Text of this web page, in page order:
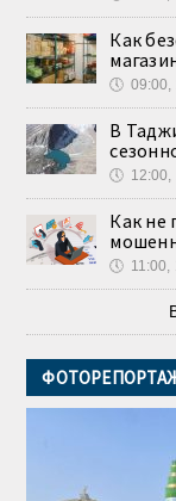
Как
🕔 09:00,
В
🕔 12:00,
Как не
🕔 11:00,